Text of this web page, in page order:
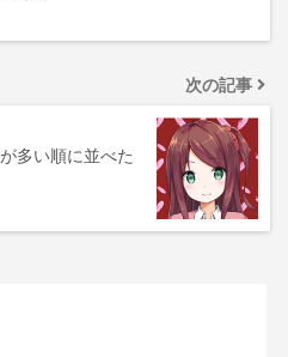
次の記事
多い順に並べた